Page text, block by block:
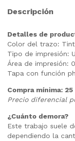
Descripción
Detalles de
Color del trazo:
Tipo de impresión:
Área de impresión:
Tapa con función
Compra mínima: 25
Precio diferencial
¿Cuánto demora?
Este trabajo suele
dependiendo la